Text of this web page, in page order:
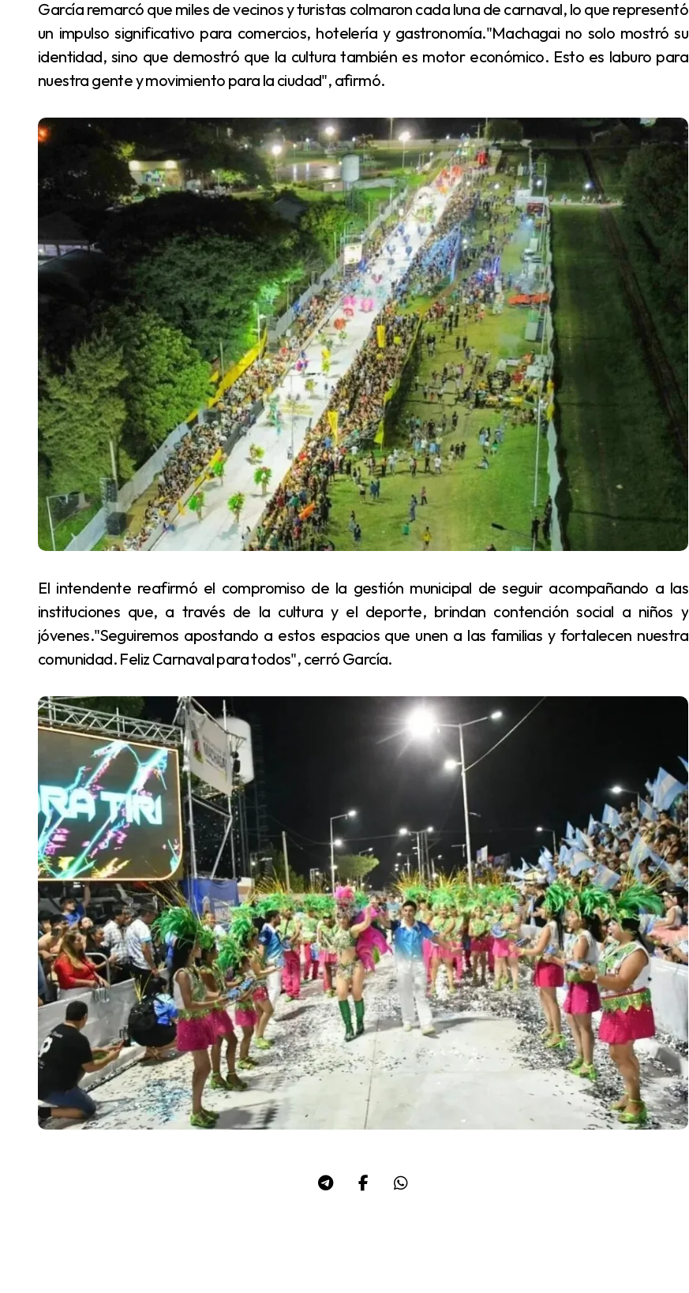
García remarcó que miles de vecinos y turistas colmaron cada luna de carnaval, lo que representó
un impulso significativo para comercios, hotelería y gastronomía."Machagai no solo mostró su
identidad, sino que demostró que la cultura también es motor económico. Esto es laburo para
nuestra gente y movimiento para la ciudad", afirmó.
El intendente reafirmó el compromiso de la gestión municipal de seguir acompañando a las
instituciones que, a través de la cultura y el deporte, brindan contención social a niños y
jóvenes."Seguiremos apostando a estos espacios que unen a las familias y fortalecen nuestra
comunidad. Feliz Carnaval para todos", cerró García.